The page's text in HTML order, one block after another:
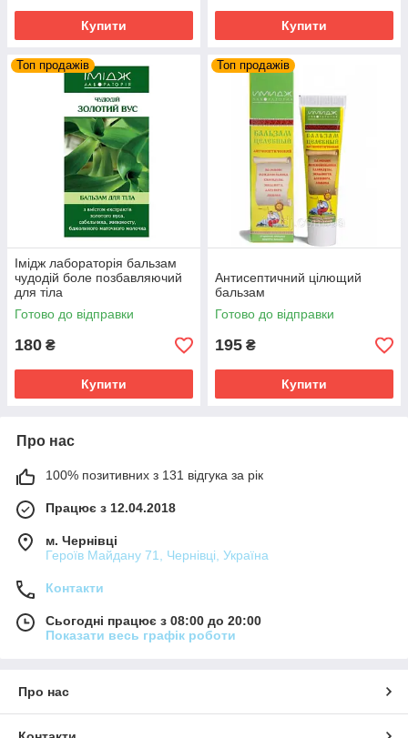
Купити Купити
Топ продажів
Імідж лабораторія бальзам
чудодій боле позбавляючий
для тіла
Готово до відправки
180 ₴
Купити
Топ продажів
Антисептичний цілющий
бальзам
Готово до відправки
195 ₴
Купити
Про нас
100% позитивних з 131 відгука за рік
Працює з 12.04.2018
м. Чернівці
Героїв Майдану 71, Чернівці, Україна
Контакти
Сьогодні працює з 08:00 до 20:00
Показати весь графік роботи
Про нас